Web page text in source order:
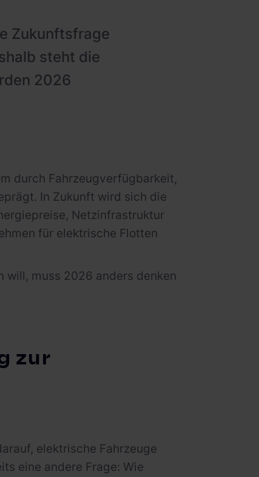
Zukunftsfrage
steht die
2026
durch Fahrzeugverfügbarkeit,
In Zukunft wird sich die
Netzinfrastruktur
für elektrische Flotten
muss 2026 anders denken
zur
elektrische Fahrzeuge
eine andere Frage: Wie